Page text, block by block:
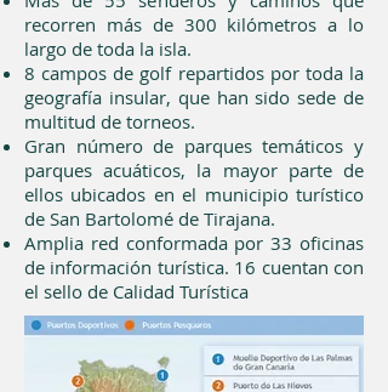
recorren más de 300 kilómetros a lo
largo de toda la isla.
8 campos de golf repartidos por toda la
geografía insular, que han sido sede de
multitud de torneos.
Gran número de parques temáticos y
parques acuáticos, la mayor parte de
ellos ubicados en el municipio turístico
de San Bartolomé de Tirajana.
Amplia red conformada por 33 oficinas
de información turística. 16 cuentan con
el sello de Calidad Turística